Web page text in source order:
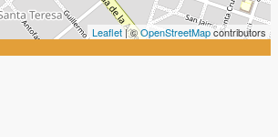
Leaflet| ©OpenStreetMapcontributors